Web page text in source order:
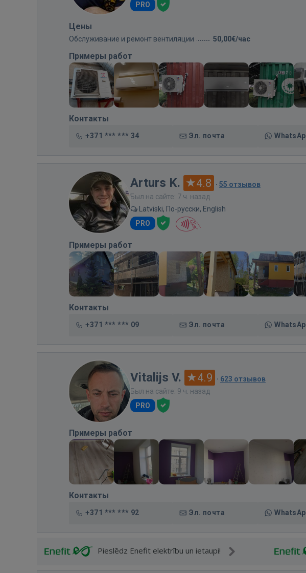
PRO
Цены
Обслуживание и ремонт вентиляции 50,00€/час
Примеры работ
Контакты
+371 *** *** 34 Эл. почта
Arturs K. 4.8 · 55 отзывов
Был на сайте: 7 ч. назад
Latviski, По-русски, English
PRO
Примеры работ
Контакты
+371 *** *** 09 Эл. почта
Vitalijs V. 4.9 · 623 отзывов
Был на сайте: 9 ч. назад
PRO
Примеры работ
Контакты
+371 *** *** 92 Эл. почта
Pieslēdz Enefit elektrību un ietaupi!